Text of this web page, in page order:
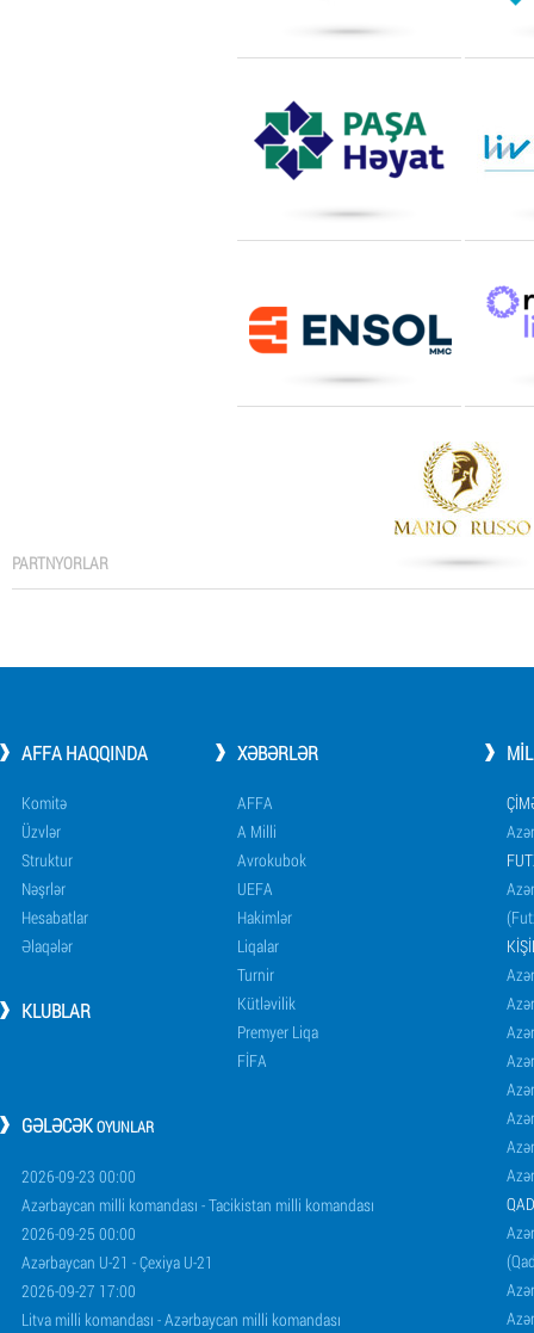
PARTNYORLAR
AFFA HAQQINDA
Komitə
Üzvlər
Struktur
Nəşrlər
Hesabatlar
Əlaqələr
KLUBLAR
XƏBƏRLƏR
AFFA
A Milli
Avrokubok
UEFA
Hakimlər
Liqalar
Turnir
Kütləvilik
Premyer Liqa
FİFA
GƏLƏCƏKOYUNLAR
2026-09-23 00:00
Azərbaycan milli komandası - Tacikistan milli komandası
2026-09-25 00:00
Azərbaycan U-21 - Çexiya U-21
2026-09-27 17:00
Litva milli komandası - Azərbaycan milli komandası